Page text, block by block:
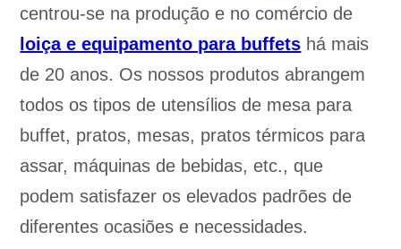
centrou-se na produção e no comércio de
loiça e equipamento para buffets há mais
de 20 anos. Os nossos produtos abrangem
todos os tipos de utensílios de mesa para
buffet, pratos, mesas, pratos térmicos para
assar, máquinas de bebidas, etc., que
podem satisfazer os elevados padrões de
diferentes ocasiões e necessidades.